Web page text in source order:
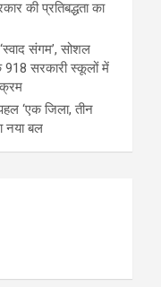
की प्रतिबद्धता का
संगम’, सोशल
918 सरकारी स्कूलों में
‘एक जिला, तीन
नया बल